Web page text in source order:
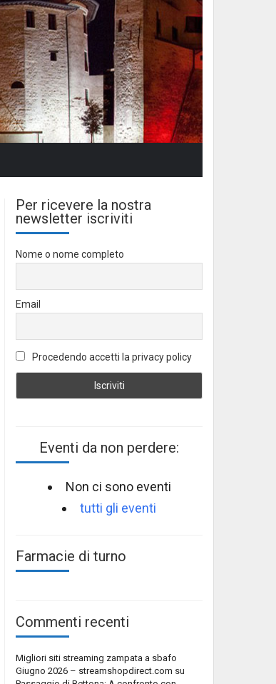
Per ricevere la nostra
newsletter iscriviti
Nome o nome completo
Email
Procedendo accetti la privacy policy
Eventi da non perdere:
Non ci sono eventi
tutti gli eventi
Farmacie di turno
Commenti recenti
Migliori siti streaming zampata a sbafo
Giugno 2026 – streamshopdirect.com su